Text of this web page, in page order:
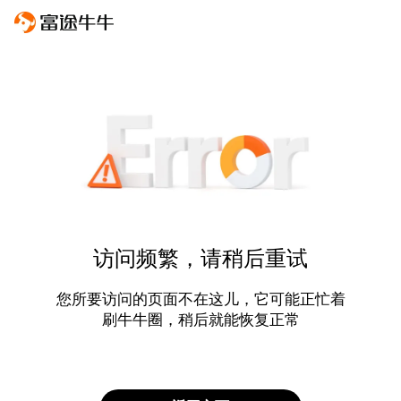
访问频繁，请稍后重试
您所要访问的页面不在这儿，它可能正忙着
刷牛牛圈，稍后就能恢复正常